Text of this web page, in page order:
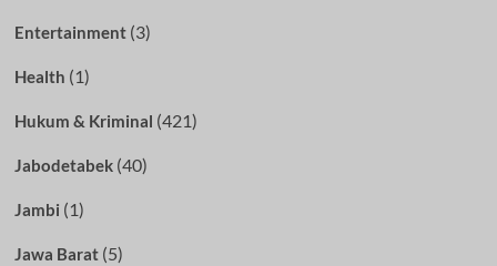
Entertainment(3)
Health (1)
Hukum & Kriminal (421)
Jabodetabek(40)
Jambi (1)
Jawa Barat(5)